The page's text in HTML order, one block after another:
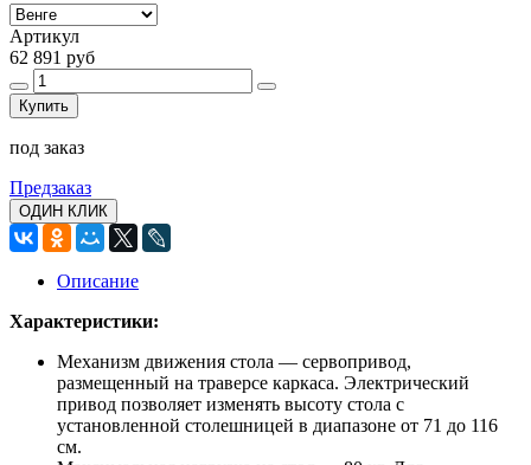
Артикул
62 891 руб
Купить
под заказ
Предзаказ
ОДИН КЛИК
Описание
Характеристики:
Механизм движения стола — сервопривод,
размещенный на траверсе каркаса. Электрический
привод позволяет изменять высоту стола с
установленной столешницей в диапазоне от 71 до 116
см.